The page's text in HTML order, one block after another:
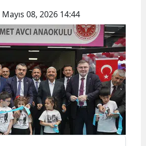
Bilecik
Bingöl
Bitlis
Bolu
Burdur
Bursa
Mayıs 08, 2026 14:44